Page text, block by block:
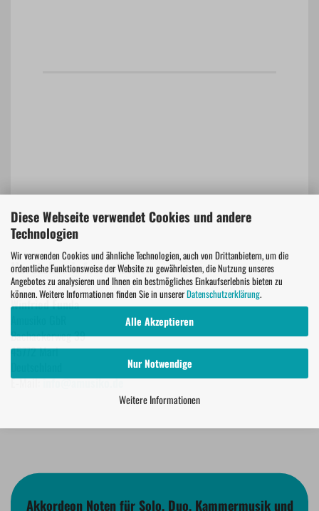
Diese Webseite verwendet Cookies und andere
Technologien
Wir verwenden Cookies und ähnliche Technologien, auch von Drittanbietern, um die
ordentliche Funktionsweise der Website zu gewährleisten, die Nutzung unseres
Angebotes zu analysieren und Ihnen ein bestmögliches Einkaufserlebnis bieten zu
können. Weitere Informationen finden Sie in unsererDatenschutzerklärung.
Alle Akzeptieren
Nur Notwendige
Weitere Informationen
Hersteller Informationen
Winfried Funda
Bachackerweg 39
45772 Marl
E-Mail:info@amusiko.de
Akkordeon Noten für Solo, Duo, Kammermusik und